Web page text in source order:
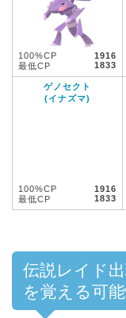
100%CP
1916
最低CP
1833
ゲノセクト
(イナズマ)
100%CP
1916
最低CP
1833
伝説レイド
を覚える可